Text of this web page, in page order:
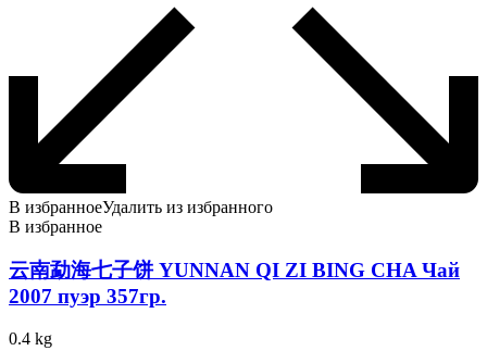
В избранноеУдалить из избранного
В избранное
云南勐海七子饼 YUNNAN QI ZI BING CHA Чай
2007 пуэр 357гр.
0.4 kg